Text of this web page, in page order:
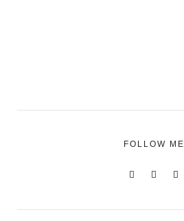
FOLLOW ME